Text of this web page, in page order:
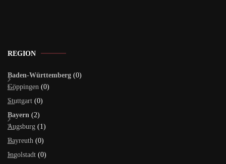
REGION
Baden-Württemberg (0)
Göppingen (0)
Stuttgart (0)
Bayern (2)
Augsburg (1)
Bayreuth (0)
Ingolstadt (0)